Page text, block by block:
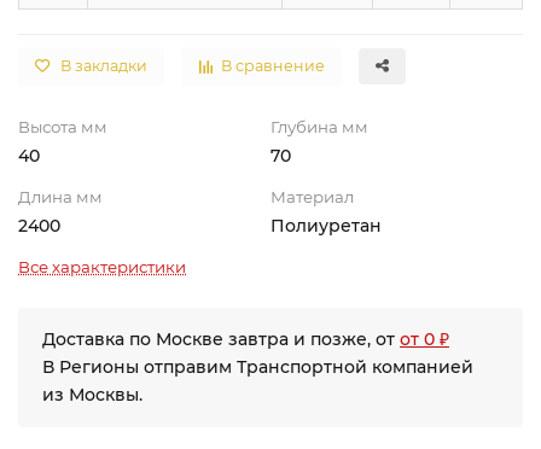
В закладки В сравнение
Высота мм
40
Глубина мм
70
Длина мм
2400
Материал
Полиуретан
Все характеристики
Доставка по Москве завтра и позже, от от 0 ₽
В Регионы отправим Транспортной компанией
из Москвы.